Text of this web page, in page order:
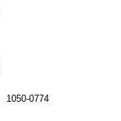
1050-0774